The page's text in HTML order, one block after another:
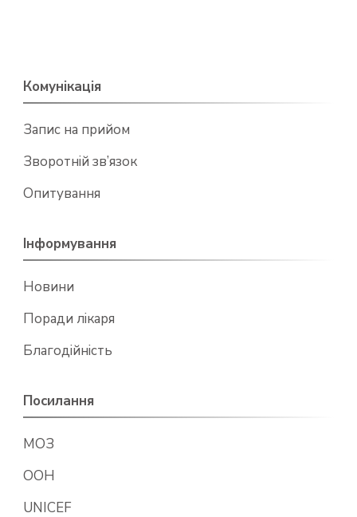
Комунікація
Запис на прийом
Зворотній зв’язок
Опитування
Інформування
Новини
Поради лікаря
Благодійність
Посилання
МОЗ
ООН
UNICEF